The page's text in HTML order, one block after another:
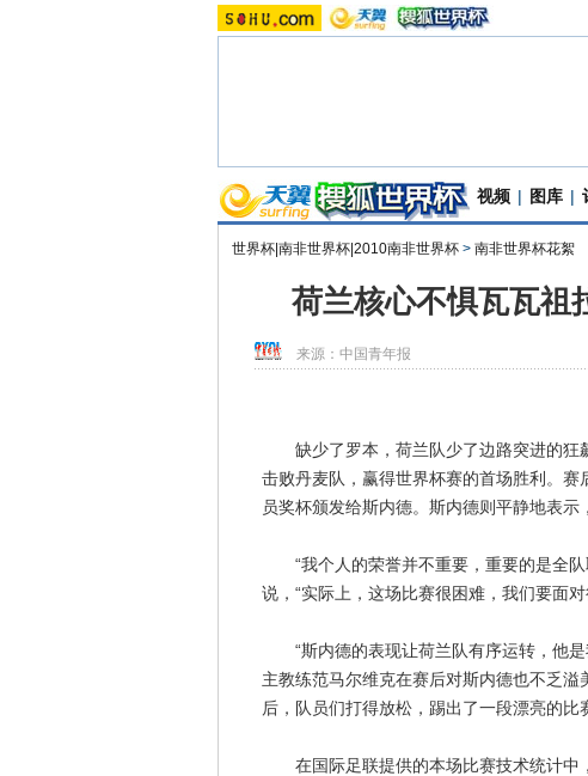
视频 | 图库 |
世界杯|南非世界杯|2010南非世界杯 > 南非世界杯花絮
荷兰核心不惧瓦瓦祖
来源： 中国青年报
缺少了罗本，荷兰队少了边路突进的狂
击败丹麦队，赢得世界杯赛的首场胜利。
员奖杯颁发给斯内德。斯内德则平静地表示
“我个人的荣誉并不重要，重要的是全队
说，“实际上，这场比赛很困难，我们要面
“斯内德的表现让荷兰队有序运转，他是
主教练范马尔维克在赛后对斯内德也不乏
后，队员们打得放松，踢出了一段漂亮的
在国际足联提供的本场比赛技术统计中